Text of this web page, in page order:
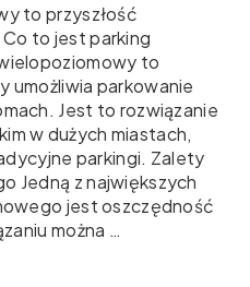
to przyszłość
to jest parking
to
umożliwia parkowanie
Jest to rozwiązanie
w dużych miastach,
parkingi. Zalety
Jedną z największych
jest oszczędność
można …